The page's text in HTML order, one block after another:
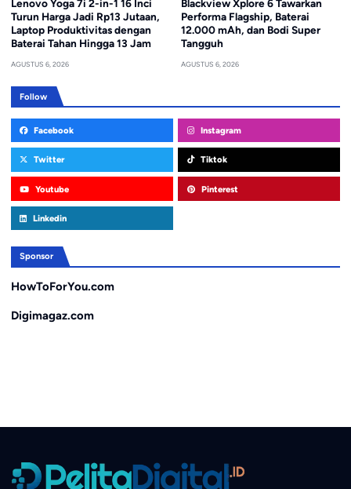
Lenovo Yoga 7i 2-in-1 16 Inci
Turun Harga Jadi Rp13 Jutaan,
Laptop Produktivitas dengan
Baterai Tahan Hingga 13 Jam
AGUSTUS 6, 2026
Blackview Xplore 6 Tawarkan
Performa Flagship, Baterai
12.000 mAh, dan Bodi Super
Tangguh
AGUSTUS 6, 2026
Follow
Facebook Instagram
Twitter Tiktok
Youtube Pinterest
Linkedin
Sponsor
HowToForYou.com
Digimagaz.com